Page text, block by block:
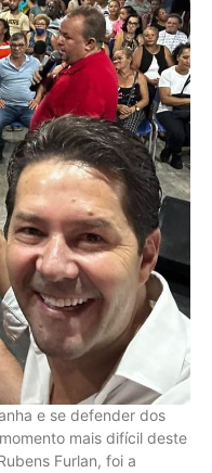
e se defender dos
mais difícil deste
Furlan, foi a